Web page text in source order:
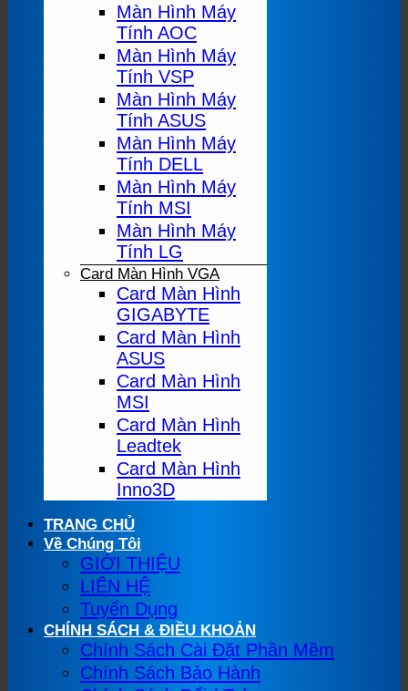
Màn Hình Máy
Tính AOC
Màn Hình Máy
Tính VSP
Màn Hình Máy
Tính ASUS
Màn Hình Máy
Tính DELL
Màn Hình Máy
Tính MSI
Màn Hình Máy
Tính LG
Card Màn Hình VGA
Card Màn Hình
GIGABYTE
Card Màn Hình
ASUS
Card Màn Hình
MSI
Card Màn Hình
Leadtek
Card Màn Hình
Inno3D
TRANG CHỦ
Về Chúng Tôi
GIỚI THIỆU
LIÊN HỆ
Tuyển Dụng
CHÍNH SÁCH & ĐIỀU KHOẢN
Chính Sách Cài Đặt Phần Mềm
Chính Sách Bảo Hành